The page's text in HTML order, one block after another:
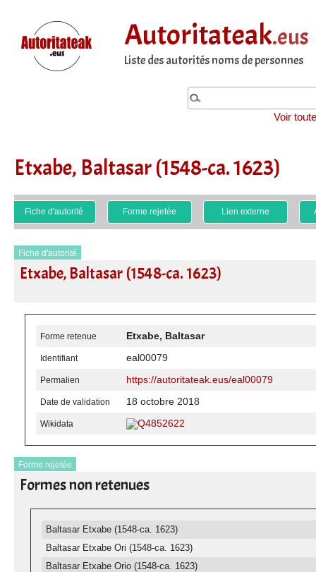
Autoritateak.eus
Liste des autorités noms de personnes
Voir
Etxabe, Baltasar (1548-ca. 1623)
Fiche d'autorité Forme rejetée Lien externe
Fiche d'autorité
Etxabe, Baltasar (1548-ca. 1623)
Forme retenue Etxabe, Baltasar
Identifiant eal00079
Permalien https://autoritateak.eus/eal00079
Date de validation 18 octobre 2018
Wikidata Q4852622
Forme rejetée
Formes non retenues
Baltasar Etxabe (1548-ca. 1623)
Baltasar Etxabe Ori (1548-ca. 1623)
Baltasar Etxabe Orio (1548-ca. 1623)